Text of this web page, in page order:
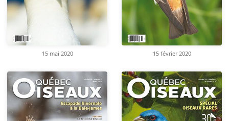
15 mai 2020 15 février 2020